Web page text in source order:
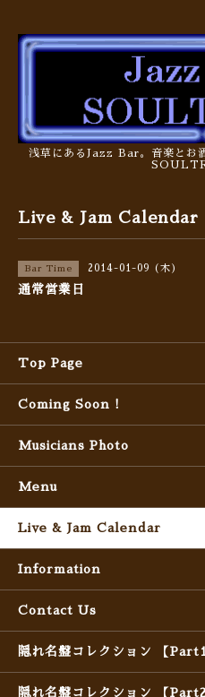
浅草にあるJazz Bar。音楽とお
Live & Jam Calendar
Bar Time 2014-01-09 (木)
通常営業日
Top Page
Coming Soon !
Musicians Photo
Menu
Live & Jam Calendar
Information
Contact Us
隠れ名盤コレクション 【Part1
隠れ名盤コレクション 【Part2